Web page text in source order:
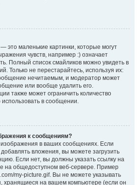
это маленькие картинки, которые могут
чувств, например :) означает
Полный список смайликов можно увидеть в
Только не перестарайтесь, используя их:
нечитаемым, и модератор может
или вообще удалить его.
также может ограничить количество
в сообщении.
к сообщениям?
в ваших сообщениях. Если
вложения, вы можете загрузить
Если нет, вы должны указать ссылку на
на общедоступном веб-сервере. Пример
my-picture.gif. Вы не можете указывать
хранящиеся на вашем компьютере (если он